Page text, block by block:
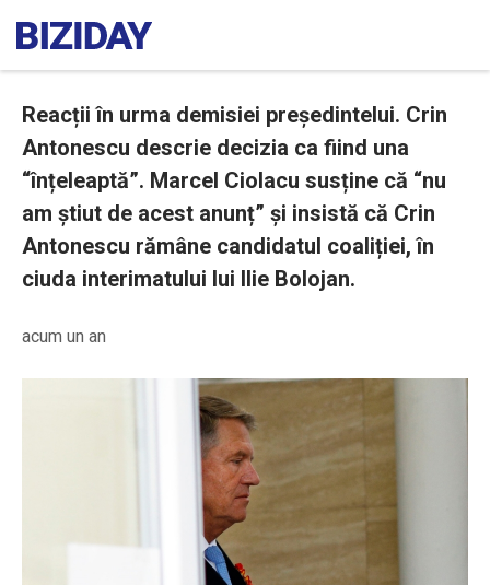
Reacții în urma demisiei președintelui. Crin
Antonescu descrie decizia ca fiind una
“înțeleaptă”. Marcel Ciolacu susține că “nu
am știut de acest anunț” și insistă că Crin
Antonescu rămâne candidatul coaliției, în
ciuda interimatului lui Ilie Bolojan.
acum un an